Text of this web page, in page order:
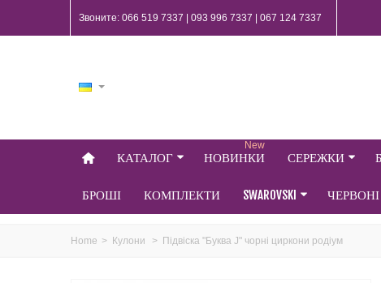
Звоните: 066 519 7337 | 093 996 7337 | 067 124 7337
КАТАЛОГ НОВИНКИ
New
СЕРЕЖКИ
БРОШІ КОМПЛЕКТИ SWAROVSKI
Home > Кулони > Підвіска "Буква J" чорні циркони родіум